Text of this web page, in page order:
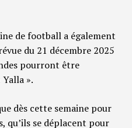
de football a également
du 21 décembre 2025
pourront être
».
dès cette semaine pour
qu’ils se déplacent pour